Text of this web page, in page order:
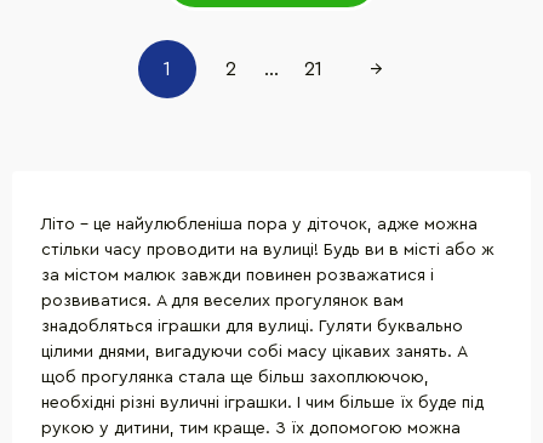
1 2 ... 21 →
Літо - це найулюбленіша пора у діточок, адже можна
стільки часу проводити на вулиці! Будь ви в місті або ж
за містом малюк завжди повинен розважатися і
розвиватися. А для веселих прогулянок вам
знадобляться іграшки для вулиці. Гуляти буквально
цілими днями, вигадуючи собі масу цікавих занять. А
щоб прогулянка стала ще більш захоплюючою,
необхідні різні вуличні іграшки. І чим більше їх буде під
рукою у дитини, тим краще. З їх допомогою можна